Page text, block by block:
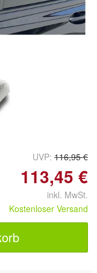
UVP: 116,95 €
113,45 €
inkl. MwSt.
Kostenloser Versand